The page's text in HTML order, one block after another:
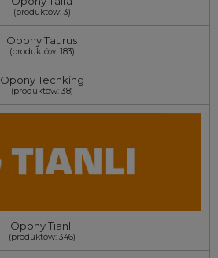
(produktów: 3)
Opony Taurus
(produktów: 183)
Opony Techking
(produktów: 38)
Opony Tianli
(produktów: 346)